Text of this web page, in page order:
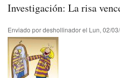
Investigación: La risa
Enviado pordeshollinadorel Lun, 02/